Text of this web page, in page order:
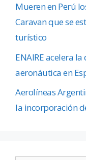
Mueren en Perú
Caravan que se
turístico
ENAIRE acelera
aeronáutica en
Aerolíneas
la incorporación